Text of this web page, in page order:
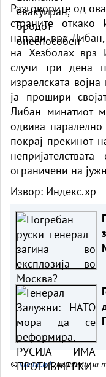
Разговорите од
страните откако
напади врз
на Хезболах врз
случи три дена
израелската
ја прошири
Либан минатиот
одвива
покрај прекинот
ограничени на
Извор: Индекс.хр
©vreme.mk, правата за